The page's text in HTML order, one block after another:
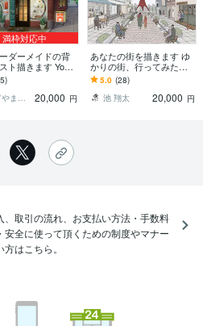
満枠対応中
ダーメイドの背
ト描きます YouT
動画配信の背景、
観賞用に！
のぎやま｜背景イラスト
20,000 円
あなたの街を描きます ゆ
かりの街、行ってみたい
街など繊細なタッチで描
きます
5.0 (28)
池 翔太
20,000 円
、取引の流れ、お支払い方法・手数料
安全に使って頂くための制度やマナー
はこちら。